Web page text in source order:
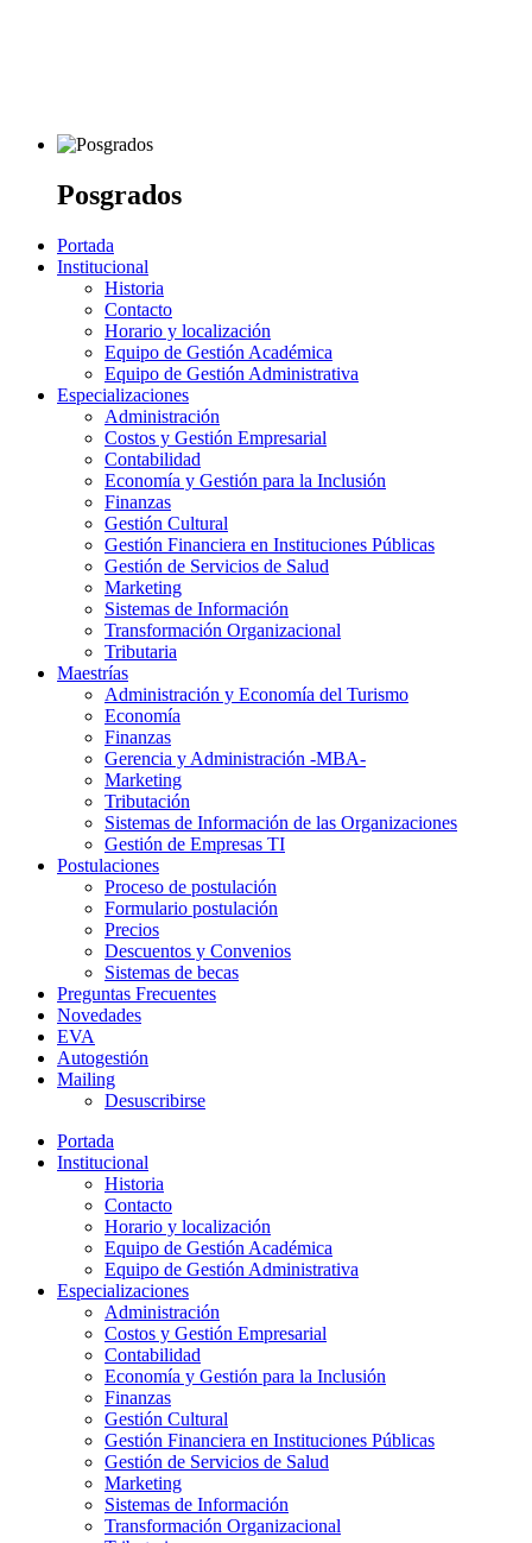
Posgrados
Portada
Institucional
Historia
Contacto
Horario y localización
Equipo de Gestión Académica
Equipo de Gestión Administrativa
Especializaciones
Administración
Costos y Gestión Empresarial
Contabilidad
Economía y Gestión para la Inclusión
Finanzas
Gestión Cultural
Gestión Financiera en Instituciones Públicas
Gestión de Servicios de Salud
Marketing
Sistemas de Información
Transformación Organizacional
Tributaria
Maestrías
Administración y Economía del Turismo
Economía
Finanzas
Gerencia y Administración -MBA-
Marketing
Tributación
Sistemas de Información de las Organizaciones
Gestión de Empresas TI
Postulaciones
Proceso de postulación
Formulario postulación
Precios
Descuentos y Convenios
Sistemas de becas
Preguntas Frecuentes
Novedades
EVA
Autogestión
Mailing
Desuscribirse
Portada
Institucional
Historia
Contacto
Horario y localización
Equipo de Gestión Académica
Equipo de Gestión Administrativa
Especializaciones
Administración
Costos y Gestión Empresarial
Contabilidad
Economía y Gestión para la Inclusión
Finanzas
Gestión Cultural
Gestión Financiera en Instituciones Públicas
Gestión de Servicios de Salud
Marketing
Sistemas de Información
Transformación Organizacional